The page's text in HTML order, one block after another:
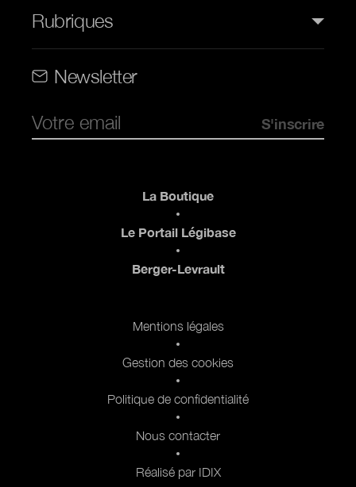
Rubriques
Newsletter
La Boutique
Le Portail Légibase
Berger-Levrault
Mentions légales
Gestion des cookies
Politique de confidentialité
Nous contacter
Réalisé par IDIX